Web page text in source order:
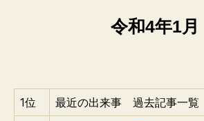
令和4年1月
1位 最近の出来事 過去記事一覧